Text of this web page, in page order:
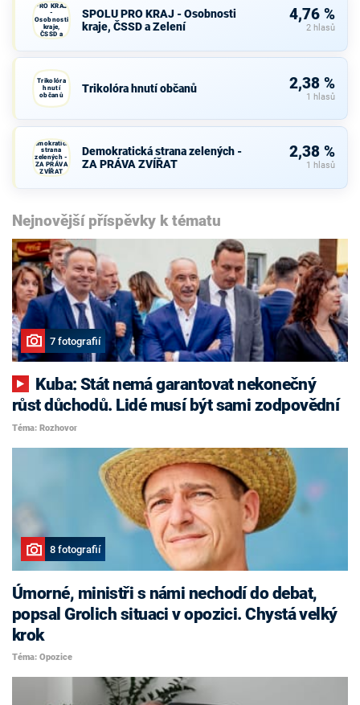
PRO KRAJ
-
Osobnosti
kraje,
ČSSD a
Zelení
SPOLU PRO KRAJ - Osobnosti
kraje, ČSSD a Zelení
4,76 %
2 hlasů
Trikolóra
hnutí
občanů
Trikolóra hnutí občanů 2,38 %
1 hlasů
Demokratická
strana
zelených -
ZA PRÁVA
ZVÍŘAT
Demokratická strana zelených -
ZA PRÁVA ZVÍŘAT
2,38 %
1 hlasů
Nejnovější příspěvky k tématu
7 fotografií
růst důchodů. Lidé musí být sami zodpovědní
Téma: Rozhovor
8 fotografií
Úmorné, ministři s námi nechodí do debat,
popsal Grolich situaci v opozici. Chystá velký
krok
Téma: Opozice